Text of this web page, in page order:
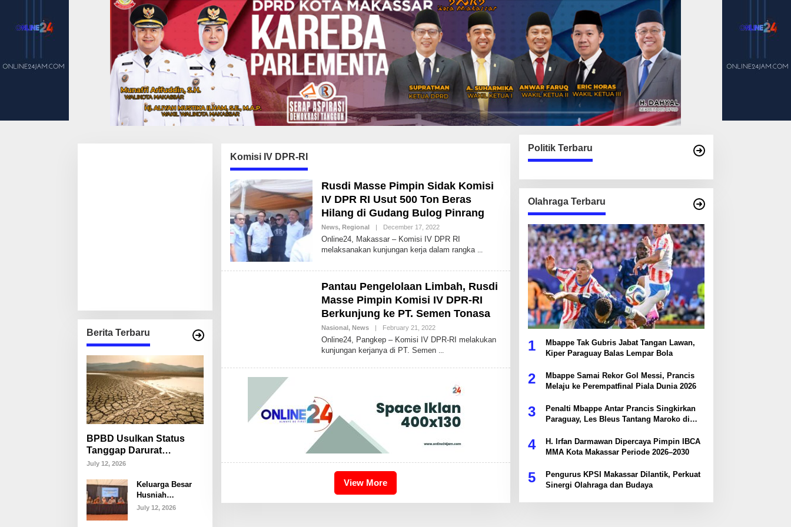
Berita Terbaru
BPBD Usulkan Status
Tanggap Darurat
Kekeringan di Makassar,
Mulai Krisis Air Bersih
July 12, 2026
Keluarga Besar
Husniah
Talenrang
July 12, 2026
Komisi IV DPR-RI
Rusdi Masse Pimpin Sidak Komisi
IV DPR RI Usut 500 Ton Beras
Hilang di Gudang Bulog Pinrang
News, Regional | December 17, 2022B
Y
A
N
K
I
R
B
Online24, Makassar – Komisi IV DPR RI
melaksanakan kunjungan kerja dalam rangka
Pantau Pengelolaan Limbah, Rusdi
Masse Pimpin Komisi IV DPR-RI
Berkunjung ke PT. Semen Tonasa
Nasional, News | February 21, 2022B
Y
A
N
H
D
R
I
B
Online24, Pangkep – Komisi IV DPR-RI melakukan
kunjungan kerjanya di PT. Semen
View More
Politik Terbaru
Olahraga Terbaru
1
Mbappe Tak Gubris Jabat Tangan Lawan,
Kiper Paraguay Balas Lempar Bola
2
Mbappe Samai Rekor Gol Messi, Prancis
Melaju ke Perempatfinal Piala Dunia 2026
3
Penalti Mbappe Antar Prancis Singkirkan
Paraguay, Les Bleus Tantang Maroko di
4
H. Irfan Darmawan Dipercaya Pimpin IBCA
MMA Kota Makassar Periode 2026–2030
5
Pengurus KPSI Makassar Dilantik, Perkuat
Sinergi Olahraga dan Budaya